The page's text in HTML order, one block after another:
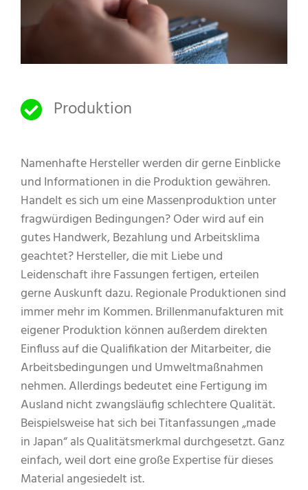
Produktion
Namenhafte Hersteller werden dir gerne Einblicke
und Informationen in die Produktion gewähren.
Handelt es sich um eine Massenproduktion unter
fragwürdigen Bedingungen? Oder wird auf ein
gutes Handwerk, Bezahlung und Arbeitsklima
geachtet? Hersteller, die mit Liebe und
Leidenschaft ihre Fassungen fertigen, erteilen
gerne Auskunft dazu. Regionale Produktionen sind
immer mehr im Kommen. Brillenmanufakturen mit
eigener Produktion können außerdem direkten
Einfluss auf die Qualifikation der Mitarbeiter, die
Arbeitsbedingungen und Umweltmaßnahmen
nehmen. Allerdings bedeutet eine Fertigung im
Ausland nicht zwangsläufig schlechtere Qualität.
Beispielsweise hat sich bei Titanfassungen „made
in Japan“ als Qualitätsmerkmal durchgesetzt. Ganz
einfach, weil dort eine große Expertise für dieses
Material angesiedelt ist.